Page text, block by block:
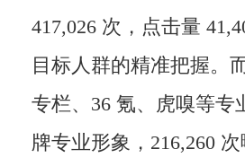
417,026 次，点击量
目标人群的精准把握。
专栏、36 氪、虎嗅等
牌专业形象，216,260